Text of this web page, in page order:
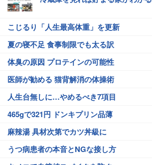
こじるり「人生最高体重」を更新
夏の寝不足 食事制限でも太る訳
体臭の原因 プロテインの可能性
医師が勧める 猫背解消の体操術
人生台無しに…やめるべき7項目
465gで321円 ドンキプリン品薄
麻辣湯 具材次第でカツ丼級に
うつ病患者の本音とNGな接し方